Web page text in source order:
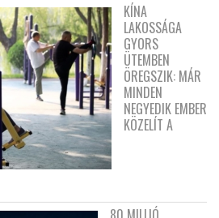
KÍNA
LAKOSSÁGA
GYORS
ÜTEMBEN
ÖREGSZIK: MÁR
MINDEN
NEGYEDIK EMBER
KÖZELÍT A